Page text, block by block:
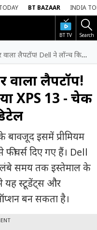
BT BAZAAR INDIA
BT TV Search
लॉन्च किया नया XPS 13 - चेक करें प्राइस और अन्य डिटेल
वाला लैपटॉप!
XPS 13 - चेक
बावजूद इसमें प्रीमियम
दिए गए हैं। Dell
लंबे समय तक इस्तेमाल के
यह स्टूडेंट्स और
बन सकता है।